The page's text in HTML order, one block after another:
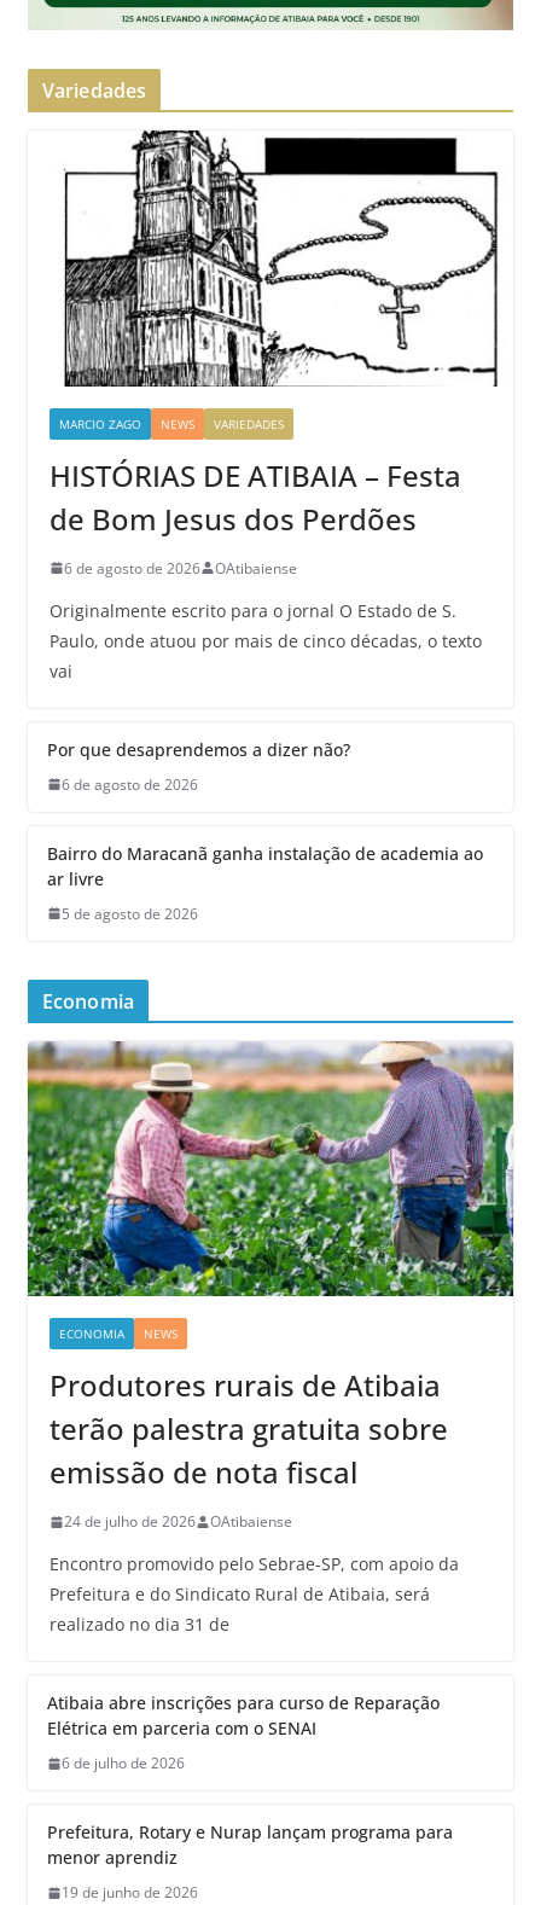
Variedades
MARCIO ZAGO NEWS VARIEDADES
HISTÓRIAS DE ATIBAIA – Festa
de Bom Jesus dos Perdões
6 de agosto de 2026 OAtibaiense
Originalmente escrito para o jornal O Estado de S.
Paulo, onde atuou por mais de cinco décadas, o texto
vai
Por que desaprendemos a dizer não?
6 de agosto de 2026
Bairro do Maracanã ganha instalação de academia ao
ar livre
5 de agosto de 2026
Economia
ECONOMIA NEWS
Produtores rurais de Atibaia
terão palestra gratuita sobre
emissão de nota fiscal
24 de julho de 2026 OAtibaiense
Encontro promovido pelo Sebrae-SP, com apoio da
Prefeitura e do Sindicato Rural de Atibaia, será
realizado no dia 31 de
Atibaia abre inscrições para curso de Reparação
Elétrica em parceria com o SENAI
6 de julho de 2026
Prefeitura, Rotary e Nurap lançam programa para
menor aprendiz
19 de junho de 2026